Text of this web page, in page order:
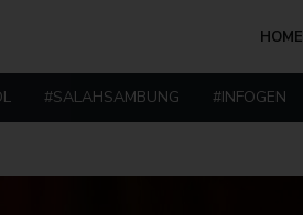
HOME
#SALAHSAMBUNG #INFOGEN